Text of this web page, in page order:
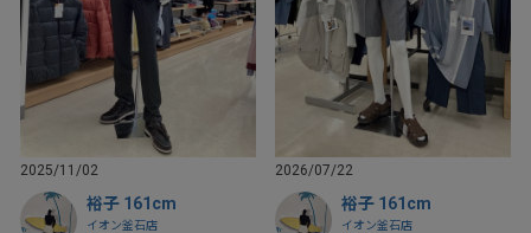
2025/11/02
裕子 161cm
イオン釜石店
2026/07/22
裕子 161cm
イオン釜石店